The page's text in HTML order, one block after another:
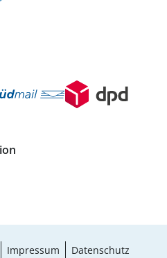
Impressum
Datenschutz